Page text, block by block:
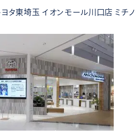
ヨタ東埼玉 イオンモール川口店 ミチノ